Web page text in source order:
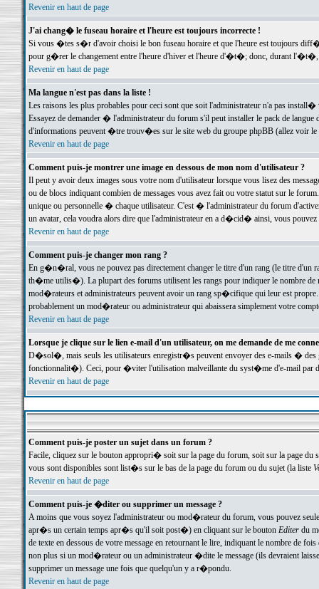
Revenir en haut de page
J'ai chang� le fuseau horaire et l'heure est toujours incorrecte !
Si vous �tes s�r d'avoir choisi le bon fuseau horaire et que l'heure est toujours
pour g�rer le changement entre l'heure d'hiver et l'heure d'�t�; donc, durant
Revenir en haut de page
Ma langue n'est pas dans la liste !
Les raisons les plus probables pour ceci sont que soit l'administrateur n'a pas
Essayez de demander � l'administrateur du forum s'il peut installer le pack de
d'informations peuvent �tre trouv�es sur le site web du groupe phpBB (allez voir le
Revenir en haut de page
Comment puis-je montrer une image en dessous de mon nom d'utilisateur ?
Il peut y avoir deux images sous votre nom d'utilisateur lorsque vous lisez des
ou de blocs indiquant combien de messages vous avez fait ou votre statut sur le
unique ou personnelle � chaque utilisateur. C'est � l'administrateur du forum
un avatar, cela voudra alors dire que l'administrateur en a d�cid� ainsi, vous
Revenir en haut de page
Comment puis-je changer mon rang ?
En g�n�ral, vous ne pouvez pas directement changer le titre d'un rang (le titre d'un
th�me utilis�). La plupart des forums utilisent les rangs pour indiquer le nombre de
mod�rateurs et administrateurs peuvent avoir un rang sp�cifique qui leur est
probablement un mod�rateur ou administrateur qui abaissera simplement votre
Revenir en haut de page
Lorsque je clique sur le lien e-mail d'un utilisateur, on me demande de me
D�sol�, mais seuls les utilisateurs enregistr�s peuvent envoyer des e-mails �
fonctionnalit�). Ceci, pour �viter l'utilisation malveillante du syst�me d'e-mail par
Revenir en haut de page
Comment puis-je poster un sujet dans un forum ?
Facile, cliquez sur le bouton appropri� soit sur la page du forum, soit sur la page du
vous sont disponibles sont list�s sur le bas de la page du forum ou du sujet (la liste
Revenir en haut de page
Comment puis-je �diter ou supprimer un message ?
A moins que vous soyez l'administrateur ou mod�rateur du forum, vous pouvez
apr�s un certain temps apr�s qu'il soit post�) en cliquant sur le bouton Editerdu
de texte en dessous de votre message en retournant le lire, indiquant le nombre
non plus si un mod�rateur ou un administrateur �dite le message (ils devraient
supprimer un message une fois que quelqu'un y a r�pondu.
Revenir en haut de page